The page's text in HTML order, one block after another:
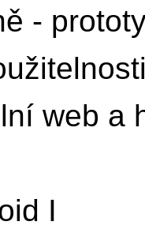
-
web a
I